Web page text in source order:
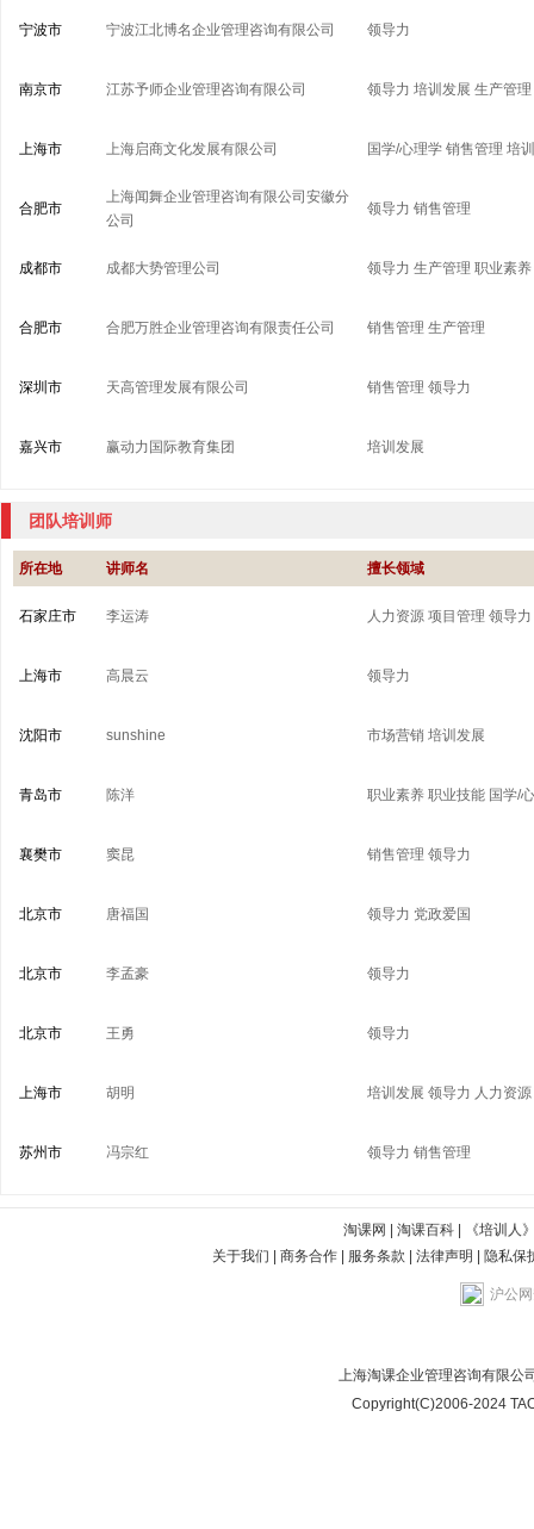
宁波市 宁波江北博名企业管理咨询有限公司 领导力
南京市 江苏予师企业管理咨询有限公司 领导力 培训发展 生产管理
上海市 上海启商文化发展有限公司 国学/心理学 销售管理 培
合肥市
上海闻舞企业管理咨询有限公司安徽分
公司
领导力 销售管理
成都市 成都大势管理公司 领导力 生产管理 职业素养
合肥市 合肥万胜企业管理咨询有限责任公司 销售管理 生产管理
深圳市 天高管理发展有限公司 销售管理 领导力
嘉兴市 赢动力国际教育集团 培训发展
团队培训师
所在地 讲师名 擅长领域
石家庄市 李运涛 人力资源 项目管理 领导力
上海市 高晨云 领导力
沈阳市 sunshine 市场营销 培训发展
青岛市 陈洋 职业素养 职业技能 国学/
襄樊市 窦昆 销售管理 领导力
北京市 唐福国 领导力 党政爱国
北京市 李孟豪 领导力
北京市 王勇 领导力
上海市 胡明 培训发展 领导力 人力资源
苏州市 冯宗红 领导力 销售管理
淘课网 淘课百科|
《培训人
关于我们
商务合作| 服务条款 法律声明 隐私保
沪公
上海淘课企业管理咨询有限公
Copyright(C)2006-2024